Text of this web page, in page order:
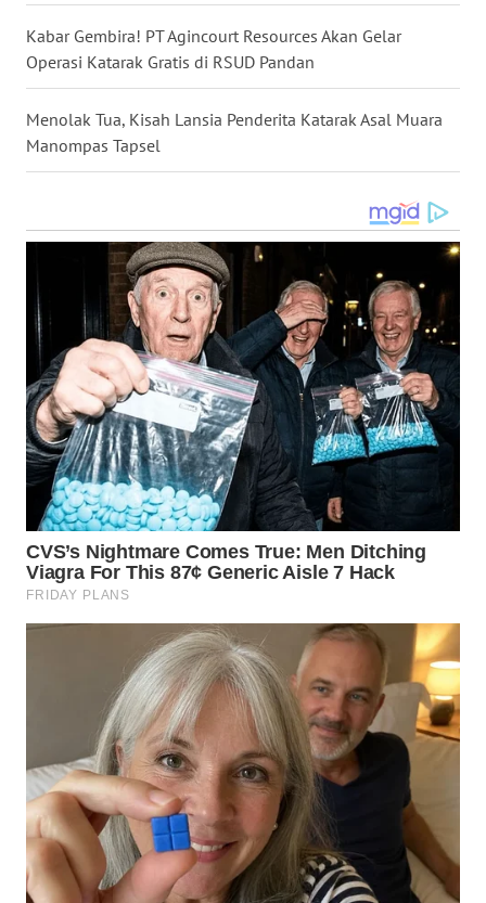
Kabar Gembira! PT Agincourt Resources Akan Gelar
Operasi Katarak Gratis di RSUD Pandan
Menolak Tua, Kisah Lansia Penderita Katarak Asal Muara
Manompas Tapsel
WN
LANGKAT
WN
TAPANULI
SELATAN
WN
TANJUNG
LESUNG
WN
SIMALUNGUN
WN
LABUHANBATU
WN
TAPANULI